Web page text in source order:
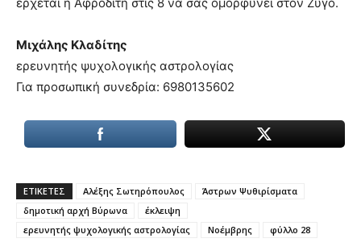
Μιχάλης Κλαδίτης
ερευνητής ψυχολογικής αστρολογίας
Για προσωπική συνεδρία: 6980135602
ΕΤΙΚΕΤΕΣ Αλέξης Σωτηρόπουλος
Άστρων Ψυθιρίσματα
δημοτική αρχή Βύρωνα
έκλειψη
ερευνητής ψυχολογικής αστρολογίας
Νοέμβρης φύλλο 28